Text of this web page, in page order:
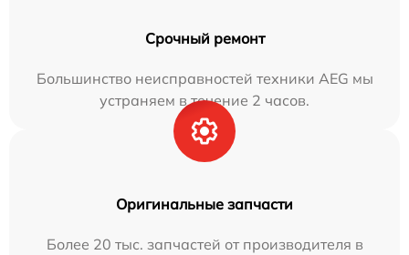
Срочный ремонт
Большинство неисправностей техники AEG мы
устраняем в течение 2 часов.
Оригинальные запчасти
Более 20 тыс. запчастей от производителя в